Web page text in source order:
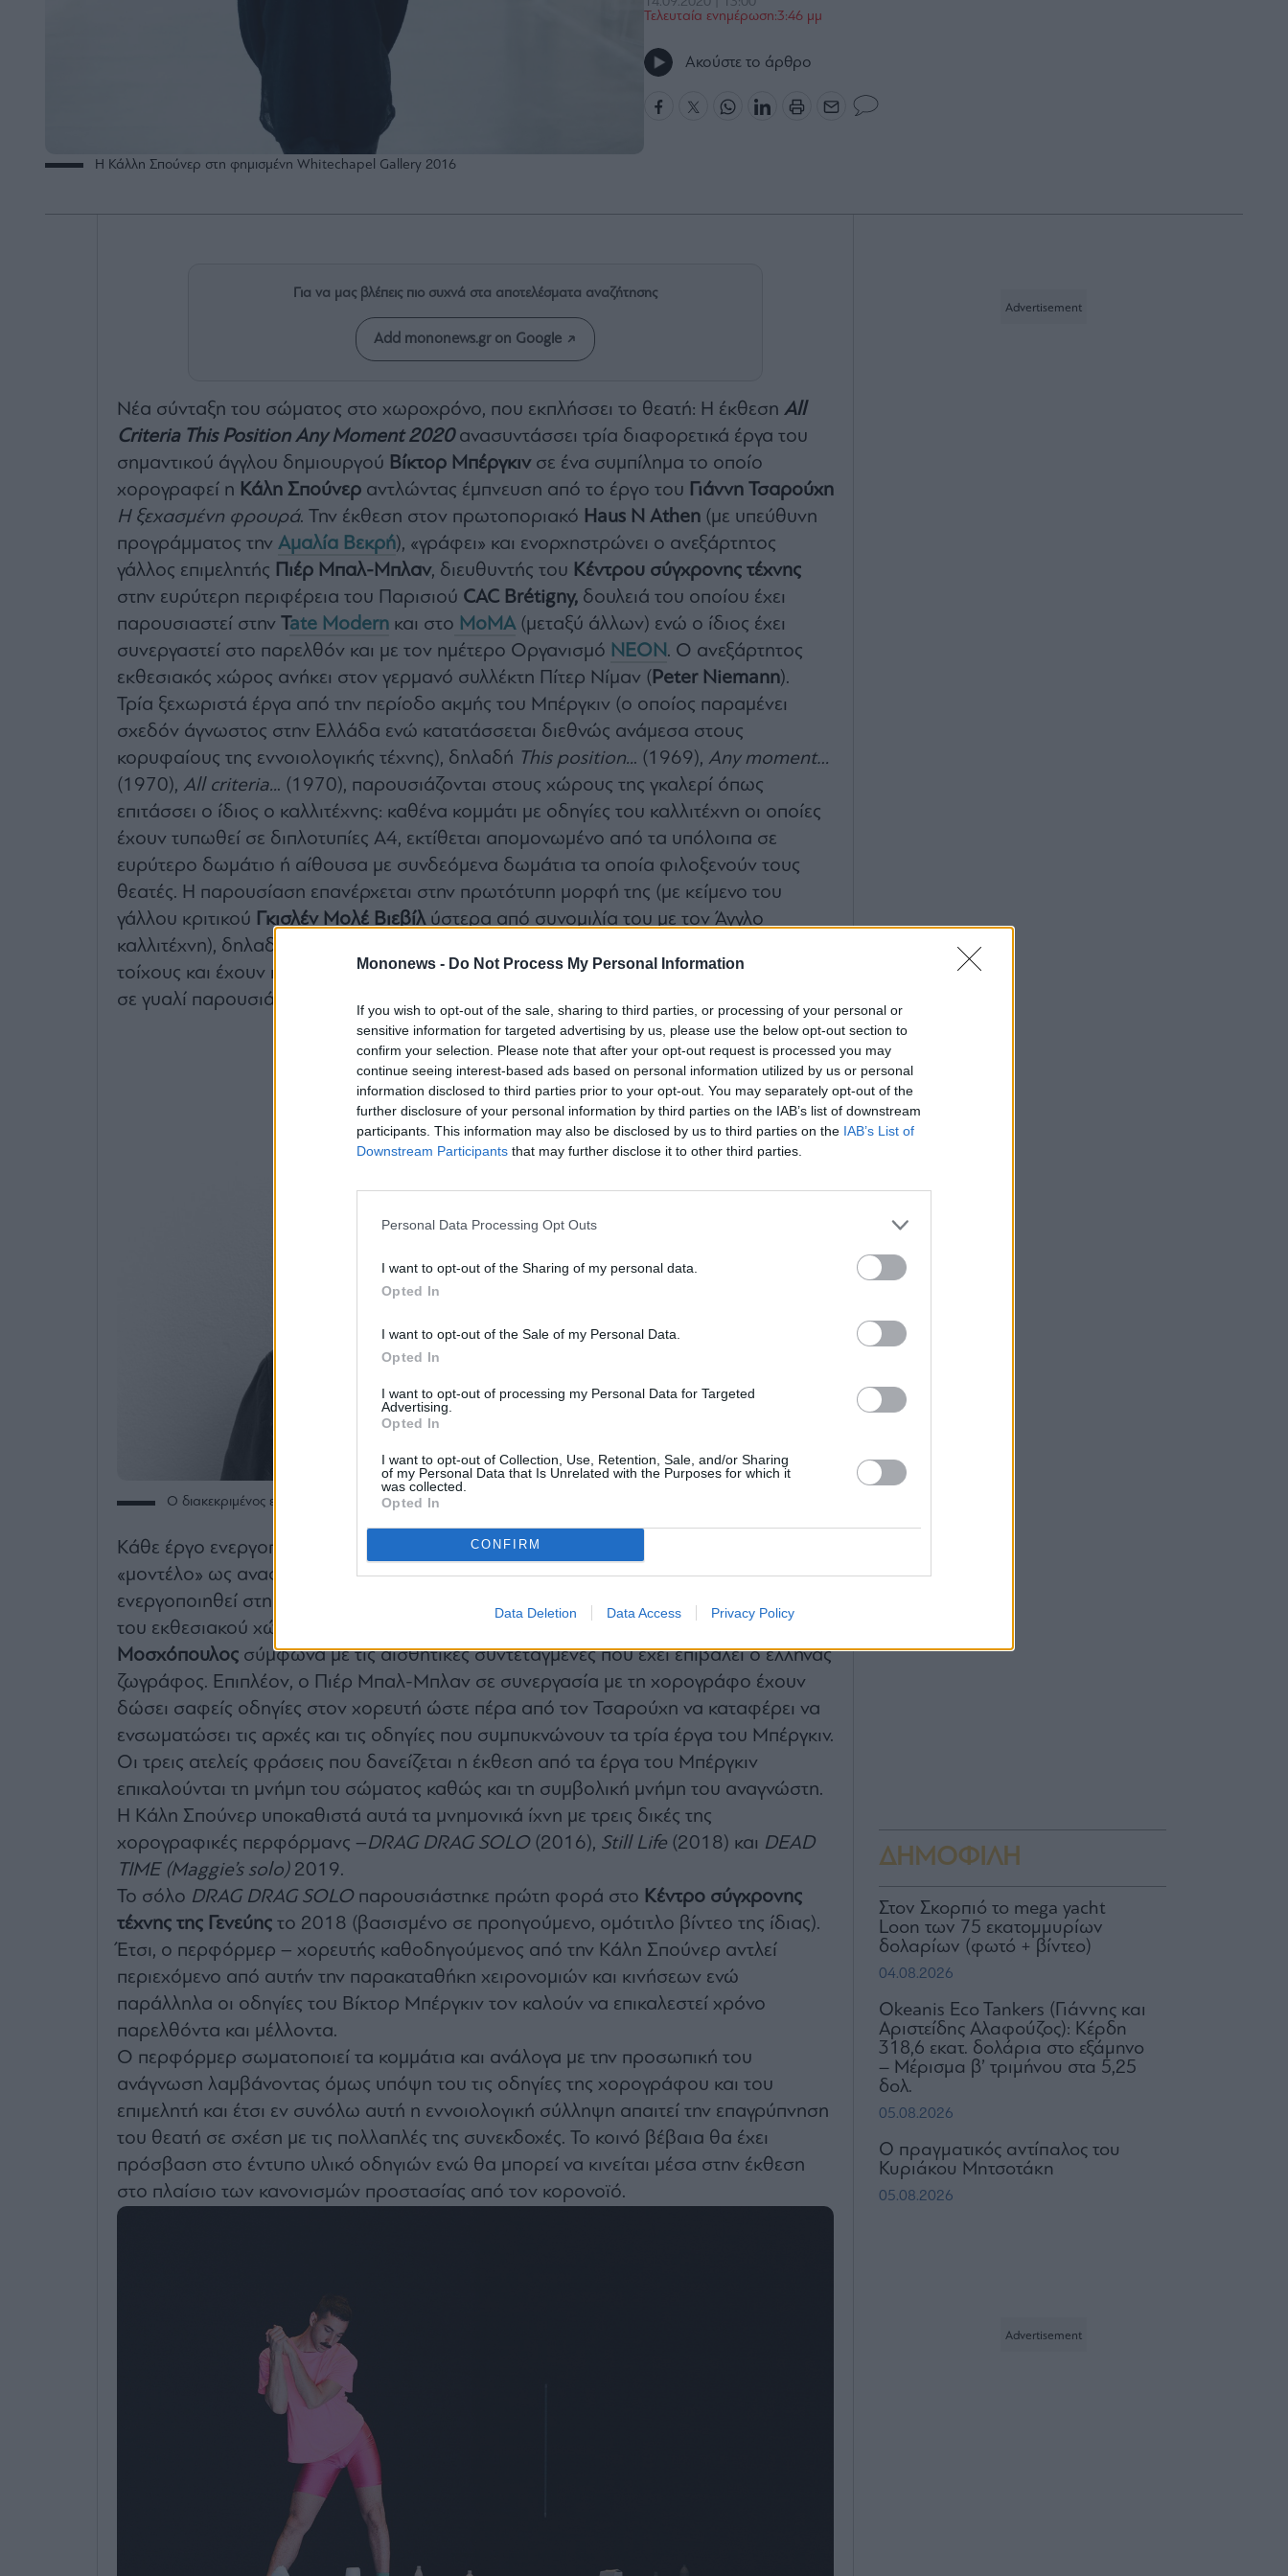
Mononews - Do Not Process My Personal Information
If you wish to opt-out of the sale, sharing to third parties, or processing of your personal or
sensitive information for targeted advertising by us, please use the below opt-out section to
confirm your selection. Please note that after your opt-out request is processed you may
continue seeing interest-based ads based on personal information utilized by us or personal
information disclosed to third parties prior to your opt-out. You may separately opt-out of the
further disclosure of your personal information by third parties on the IAB’s list of downstream
participants. This information may also be disclosed by us to third parties on the IAB’s List of
Downstream Participants that may further disclose it to other third parties.
Personal Data Processing Opt Outs
I want to opt-out of the Sharing of my personal data.
Opted In
I want to opt-out of the Sale of my Personal Data.
Opted In
I want to opt-out of processing my Personal Data for Targeted
Advertising.
Opted In
I want to opt-out of Collection, Use, Retention, Sale, and/or Sharing
of my Personal Data that Is Unrelated with the Purposes for which it
was collected.
Opted In
CONFIRM
Data Deletion Data Access Privacy Policy
Τελευταία ενημέρωση:3:46 μμ
Ακούστε το άρθρο
Η Κάλλη Σπούνερ στη φημισμένη Whitechapel Gallery 2016
Για να μας βλέπεις πιο συχνά στα αποτελέσματα αναζήτησης
Add mononews.gr on Google
Νέα σύνταξη του σώματος στο χωροχρόνο, που εκπλήσσει το θεατή: Η έκθεση All
Criteria This Position Any Moment 2020ανασυντάσσει τρία διαφορετικά έργα του
σημαντικού άγγλου δημιουργού Βίκτορ Μπέργκινσε ένα συμπίλημα το οποίο
χορογραφεί η Κάλη Σπούνερ αντλώντας έμπνευση από το έργο του Γιάννη Τσαρούχη
Η ξεχασμένη φρουρά. Την έκθεση στον πρωτοποριακό Haus N Athen (με υπεύθυνη
προγράμματος την Αμαλία Βεκρή), «γράφει» και ενορχηστρώνει ο ανεξάρτητος
γάλλος επιμελητής Πιέρ Μπαλ-Μπλαν, διευθυντής του Κέντρου σύγχρονης τέχνης
στην ευρύτερη περιφέρεια του Παρισιού CAC Brétigny, δουλειά του οποίου έχει
παρουσιαστεί στην Tate Modern και στο MoMA(μεταξύ άλλων) ενώ ο ίδιος έχει
συνεργαστεί στο παρελθόν και με τον ημέτερο Οργανισμό NEON. Ο ανεξάρτητος
εκθεσιακός χώρος ανήκει στον γερμανό συλλέκτη Πίτερ Νίμαν ( Peter Niemann).
Τρία ξεχωριστά έργα από την περίοδο ακμής του Μπέργκιν (ο οποίος παραμένει
σχεδόν άγνωστος στην Ελλάδα ενώ κατατάσσεται διεθνώς ανάμεσα στους
κορυφαίους της εννοιολογικής τέχνης), δηλαδή This position... (1969), Any moment…
(1970), All criteria... (1970), παρουσιάζονται στους χώρους της γκαλερί όπως
επιτάσσει ο ίδιος ο καλλιτέχνης: καθένα κομμάτι με οδηγίες του καλλιτέχνη οι οποίες
έχουν τυπωθεί σε διπλοτυπίες Α4, εκτίθεται απομονωμένο από τα υπόλοιπα σε
ευρύτερο δωμάτιο ή αίθουσα με συνδεόμενα δωμάτια τα οποία φιλοξενούν τους
θεατές. Η παρουσίαση επανέρχεται στην πρωτότυπη μορφή της (με κείμενο του
γάλλου κριτικού Γκισλέν Μολέ Βιεβίλύστερα από συνομιλία του με τον Άγγλο
καλλιτέχνη), δηλαδή σε αποκόμματα οδηγιών τα οποία έχουν τοποθετηθεί στους
τοίχους και έχουν καταλύσει το χώρο. Τα αριθμημένα και υπογεγραμμένα πρωτότυπα
σε γυαλί παρουσιάζονται σε ξεχωριστό δωμάτιο.
Ο διακεκριμένος επιμελητής Πιέρ Μπαλ-Μπλαν
Κάθε έργο ενεργοποιείται, εκτελείται και μετουσιώνεται από ένα γυμνό ή ημίγυμνο
«μοντέλο» ως αναφορά στον πίνακαΗ ξεχασμένη φρουρά(1957). Το έργο θα
ενεργοποιηθεί στη φαντασία του κοινού μέσα από έγγραφα και ντοκουμέντα στο χολ
του εκθεσιακού χώρου. Το ρόλο του μοντέλου αναλαμβάνει ο χορευτής
Μοσχόπουλος σύμφωνα με τις αισθητικές συντεταγμένες που έχει επιβάλει ο έλληνας
ζωγράφος. Επιπλέον, ο Πιέρ Μπαλ-Μπλαν σε συνεργασία με τη χορογράφο έχουν
δώσει σαφείς οδηγίες στον χορευτή ώστε πέρα από τον Τσαρούχη να καταφέρει να
ενσωματώσει τις αρχές και τις οδηγίες που συμπυκνώνουν τα τρία έργα του Μπέργκιν.
Οι τρεις ατελείς φράσεις που δανείζεται η έκθεση από τα έργα του Μπέργκιν
επικαλούνται τη μνήμη του σώματος καθώς και τη συμβολική μνήμη του αναγνώστη.
Η Κάλη Σπούνερ υποκαθιστά αυτά τα μνημονικά ίχνη με τρεις δικές της
χορογραφικές περφόρμανς –DRAG DRAG SOLO(2016), Still Life (2018) και DEAD
TIME (Maggie’s solo)2019.
Το σόλο DRAG DRAG SOLOπαρουσιάστηκε πρώτη φορά στο Κέντρο σύγχρονης
τέχνης της Γενεύης το 2018 (βασισμένο σε προηγούμενο, ομότιτλο βίντεο της ίδιας).
Έτσι, ο περφόρμερ – χορευτής καθοδηγούμενος από την Κάλη Σπούνερ αντλεί
περιεχόμενο από αυτήν την παρακαταθήκη χειρονομιών και κινήσεων ενώ
παράλληλα οι οδηγίες του Βίκτορ Μπέργκιν τον καλούν να επικαλεστεί χρόνο
παρελθόντα και μέλλοντα.
Ο περφόρμερ σωματοποιεί τα κομμάτια και ανάλογα με την προσωπική του
ανάγνωση λαμβάνοντας όμως υπόψη του τις οδηγίες της χορογράφου και του
επιμελητή και έτσι εν συνόλω αυτή η εννοιολογική σύλληψη απαιτεί την επαγρύπνηση
του θεατή σε σχέση με τις πολλαπλές της συνεκδοχές. Το κοινό βέβαια θα έχει
πρόσβαση στο έντυπο υλικό οδηγιών ενώ θα μπορεί να κινείται μέσα στην έκθεση
στο πλαίσιο των κανονισμών προστασίας από τον κορονοϊό.
ΔΗΜΟΦΙΛΗ
Στον Σκορπιό το mega yacht
Loon των 75 εκατομμυρίων
δολαρίων (φωτό + βίντεο)
04.08.2026
Okeanis Eco Tankers (Γιάννης και
Αριστείδης Αλαφούζος): Κέρδη
318,6 εκατ. δολάρια στο εξάμηνο
– Μέρισμα β’ τριμήνου στα 5,25
δολ.
05.08.2026
Ο πραγματικός αντίπαλος του
Κυριάκου Μητσοτάκη
05.08.2026